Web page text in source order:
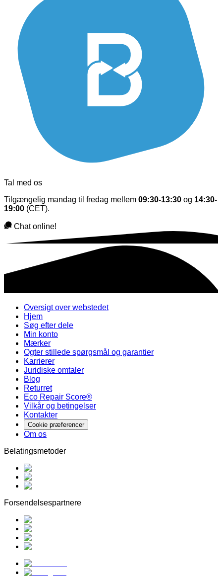
Tal med os
Tilgængelig mandag til fredag mellem 09:30-13:30 og 14:30-
19:00 (CET).
Chat online!
Oversigt over webstedet
Hjem
Søg efter dele
Min konto
Mærker
Ogter stillede spørgsmål og garantier
Karrierer
Juridiske omtaler
Blog
Returret
Eco Repair Score®
Vilkår og betingelser
Kontakter
Cookie præferencer
Om os
Belatingsmetoder
Forsendelsespartnere